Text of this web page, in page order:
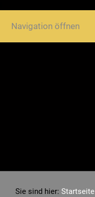
Navigation öffnen
Sie sind hier: Startseite